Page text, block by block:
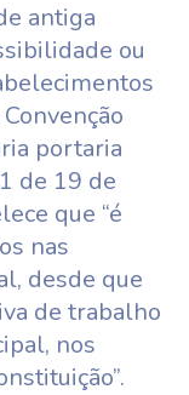
antiga
ou
portaria
de 19 de
que “é
nas
desde que
de trabalho
nos